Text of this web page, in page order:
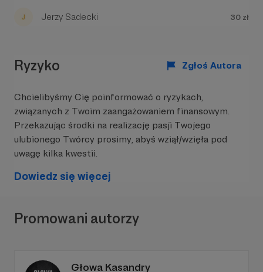
Czytelnicy, nawet z niewielką wpłatą.
Wasz gest odwdzięczymy się, nie tylko lepszą
jakością Tygodnika Podhalańskiego, ale także
całym pakietem ciekawych bonusów.
Wchodzicie w to? Czekamy na Was.
Zainwestujcie w Tygodnik Podhalański!
Z góry dziękujemy
Jerzy Sadecki 30 zł
Ryzyko Zgłoś Autora
Chcielibyśmy Cię poinformować o ryzykach,
związanych z Twoim zaangażowaniem finansowym.
Przekazując środki na realizację pasji Twojego
ulubionego Twórcy prosimy, abyś wziął/wzięła pod
uwagę kilka kwestii.
Dowiedz się więcej
Promowani autorzy
Głowa Kasandry